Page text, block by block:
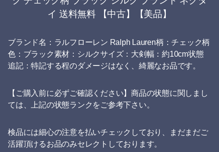
イ 送料無料 【中古】【美品】
ブランド名：ラルフローレン Ralph Lauren柄：チェック柄
色：ブラック素材：シルクサイズ：大剣幅：約10cm状態
追記：特記する程のダメージはなく、綺麗なお品です。
【ご購入前に必ずご確認ください】商品の状態に関しまし
ては、上記の状態ランクをご参考下さい。
検品には細心の注意を払いチェックしており、まだまだご
活躍頂けるお品のみセレクトしております。